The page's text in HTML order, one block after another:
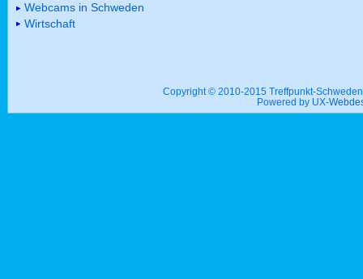
Webcams in Schweden
Wirtschaft
Copyright © 2010-2015 Treffpunkt-
Powered by UX-